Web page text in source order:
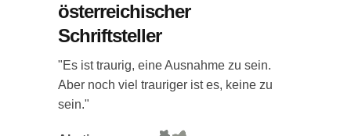
österreichischer
Schriftsteller
"Es ist traurig, eine Ausnahme zu sein.
Aber noch viel trauriger ist es, keine zu
sein."